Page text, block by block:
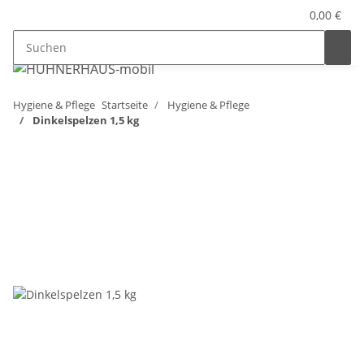
0,00 €
Hygiene & Pflege Startseite
Hygiene & Pflege
Dinkelspelzen 1,5 kg